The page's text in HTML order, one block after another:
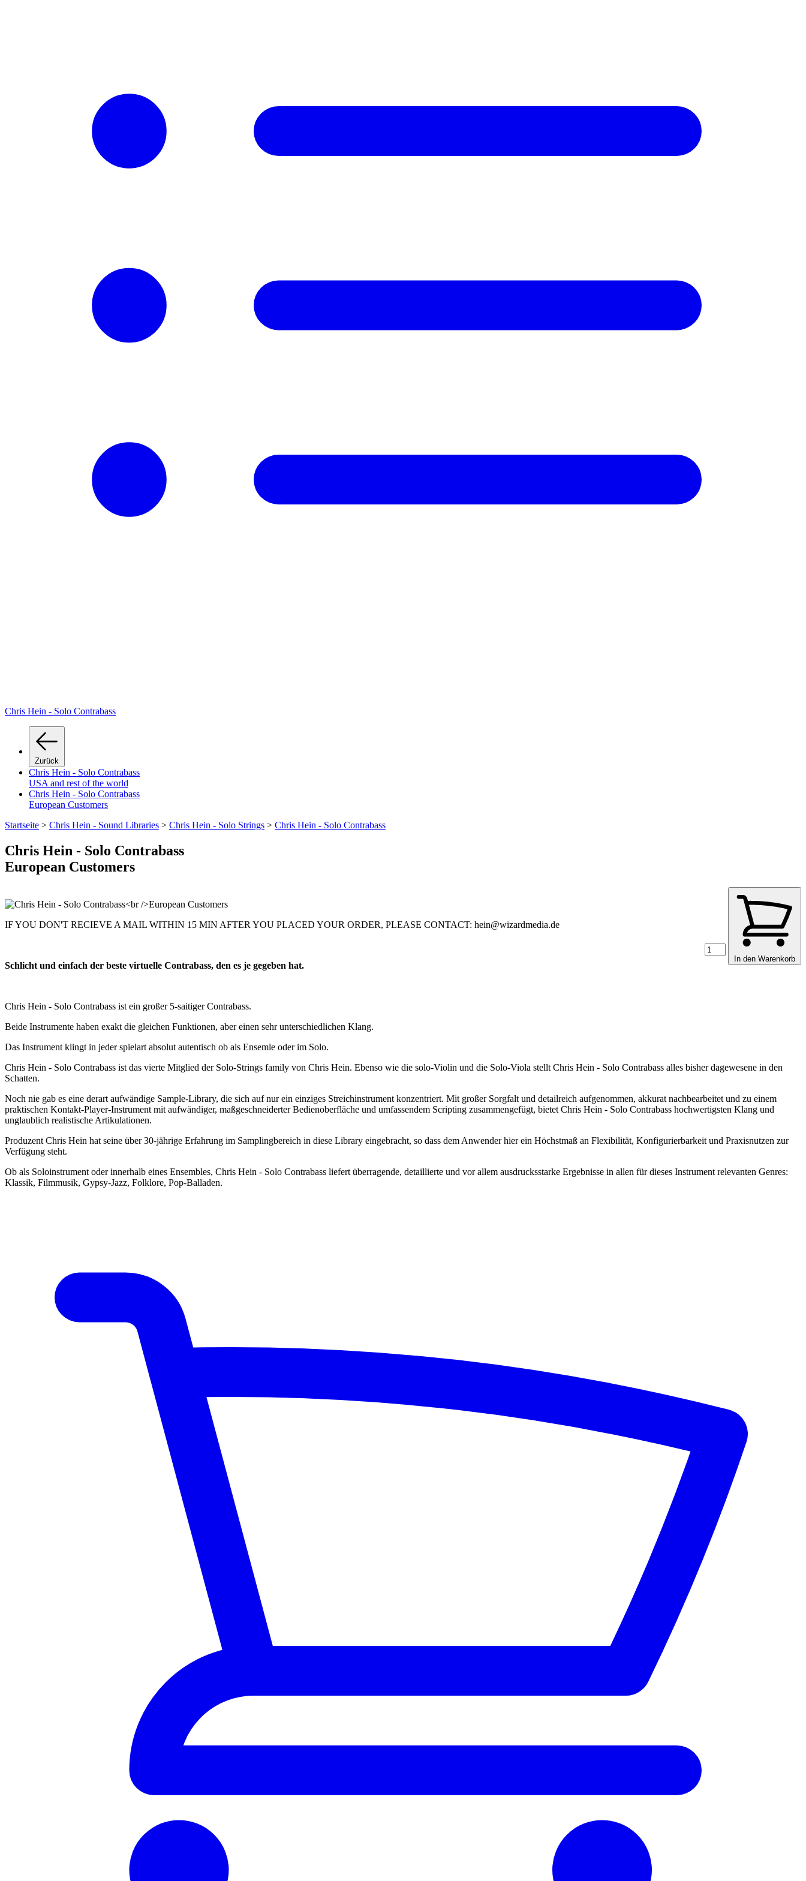
Chris Hein - Solo Contrabass
Zurück
Chris Hein - Solo Contrabass
USA and rest of the world
Chris Hein - Solo Contrabass
European Customers
Startseite > Chris Hein - Sound Libraries > Chris Hein - Solo Strings > Chris Hein - Solo Contrabass
Chris Hein - Solo Contrabass
European Customers
In den Warenkorb
IF YOU DON'T RECIEVE A MAIL WITHIN 15 MIN AFTER YOU PLACED YOUR ORDER, PLEASE CONTACT: hein@wizardmedia.de
Schlicht und einfach der beste virtuelle Contrabass, den es je gegeben hat.
Chris Hein - Solo Contrabass ist ein großer 5-saitiger Contrabass.
Beide Instrumente haben exakt die gleichen Funktionen, aber einen sehr unterschiedlichen Klang.
Das Instrument klingt in jeder spielart absolut autentisch ob als Ensemle oder im Solo.
Chris Hein - Solo Contrabass ist das vierte Mitglied der Solo-Strings family von Chris Hein. Ebenso wie die solo-Violin und die Solo-Viola stellt Chris Hein - Solo Contrabass alles bisher dagewesene in den
Schatten.
Noch nie gab es eine derart aufwändige Sample-Library, die sich auf nur ein einziges Streichinstrument konzentriert. Mit großer Sorgfalt und detailreich aufgenommen, akkurat nachbearbeitet und zu einem
praktischen Kontakt-Player-Instrument mit aufwändiger, maßgeschneiderter Bedienoberfläche und umfassendem Scripting zusammengefügt, bietet Chris Hein - Solo Contrabass hochwertigsten Klang und
unglaublich realistische Artikulationen.
Produzent Chris Hein hat seine über 30-jährige Erfahrung im Samplingbereich in diese Library eingebracht, so dass dem Anwender hier ein Höchstmaß an Flexibilität, Konfigurierbarkeit und Praxisnutzen zur
Verfügung steht.
Ob als Soloinstrument oder innerhalb eines Ensembles, Chris Hein - Solo Contrabass liefert überragende, detaillierte und vor allem ausdrucksstarke Ergebnisse in allen für dieses Instrument relevanten Genres:
Klassik, Filmmusik, Gypsy-Jazz, Folklore, Pop-Balladen.